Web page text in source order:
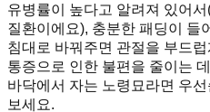
유병률이 높다고 알려져 있어
질환이에요), 충분한 패딩이 들
침대로 바꿔주면 관절을 부드
통증으로 인한 불편을 줄이는
바닥에서 자는 노령묘라면 우
보세요.